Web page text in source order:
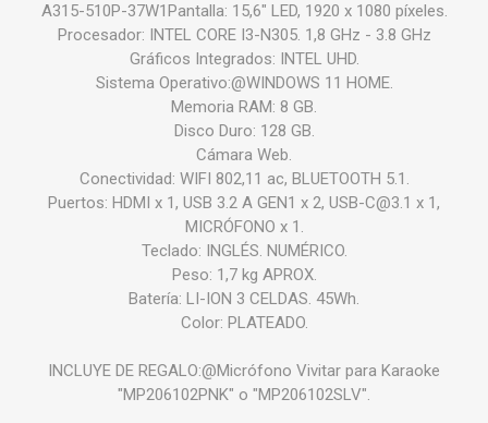
A315-510P-37W1Pantalla: 15,6" LED, 1920 x 1080 píxeles.
Procesador: INTEL CORE I3-N305. 1,8 GHz - 3.8 GHz
Gráficos Integrados: INTEL UHD.
Sistema Operativo:@WINDOWS 11 HOME.
Memoria RAM: 8 GB.
Disco Duro: 128 GB.
Cámara Web.
Conectividad: WIFI 802,11 ac, BLUETOOTH 5.1.
Puertos: HDMI x 1, USB 3.2 A GEN1 x 2, USB-C@3.1 x 1,
MICRÓFONO x 1.
Teclado: INGLÉS. NUMÉRICO.
Peso: 1,7 kg APROX.
Batería: LI-ION 3 CELDAS. 45Wh.
Color: PLATEADO.
INCLUYE DE REGALO:@Micrófono Vivitar para Karaoke
"MP206102PNK" o "MP206102SLV".